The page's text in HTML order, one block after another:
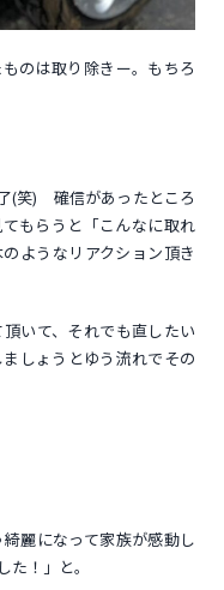
のは取り除きー。もちろ
(笑) 確信があったところ
もらうと「こんなに取れ
ようなリアクション頂き
いて、それでも直したい
しょうとゆう流れでその
麗になって家族が感動し
！」と。